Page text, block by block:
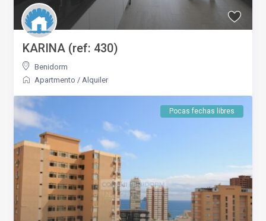
KARINA (ref: 430)
Benidorm
Apartmento /Alquiler
Pocas fechas libres